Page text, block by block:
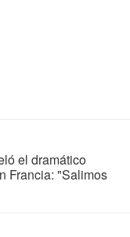
el dramático
Francia: "Salimos